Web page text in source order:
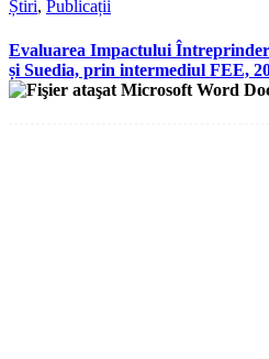
Știri, Publicații
Evaluarea Impactului
și Suedia, prin intermediul FEE,